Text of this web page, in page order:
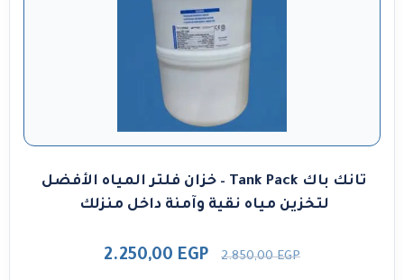
تانك باك Tank Pack – خزان فلتر المياه الأفضل
لتخزين مياه نقية وآمنة داخل منزلك
2.850,00EGP
2.250,00 EGP